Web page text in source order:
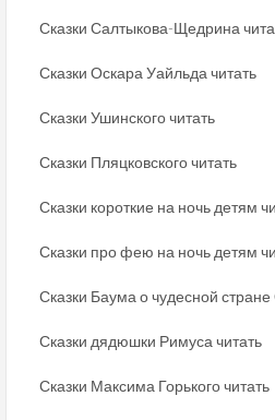
Сказки Салтыкова-Щедрина
Сказки Оскара Уайльда читать
Сказки Ушинского читать
Сказки Пляцковского читать
Сказки короткие на ночь детям
Сказки про фею на ночь детям
Сказки Баума о чудесной стране
Сказки дядюшки Римуса читать
Сказки Максима Горького читать